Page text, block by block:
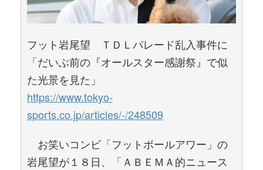
フット岩尾望 ＴＤＬパレード乱入事件に
「だいぶ前の『オールスター感謝祭』で似
た光景を見た」
https://www.tokyo-
sports.co.jp/articles/-/248509
お笑いコンビ「フットボールアワー」の
岩尾望が１８日、「ＡＢＥＭＡ的ニュース